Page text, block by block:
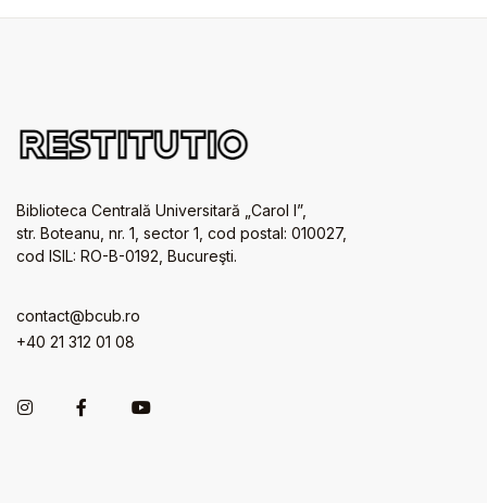
Biblioteca Centrală Universitară „Carol I”,
str. Boteanu, nr. 1, sector 1, cod postal: 010027,
cod ISIL: RO-B-0192, Bucureşti.
contact@bcub.ro
+40 21 312 01 08